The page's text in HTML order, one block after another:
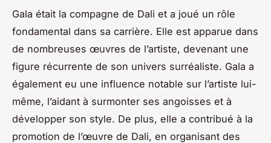
Gala était la compagne de Dali et a joué un rôle
fondamental dans sa carrière. Elle est apparue dans
de nombreuses œuvres de l’artiste, devenant une
figure récurrente de son univers surréaliste. Gala a
également eu une influence notable sur l’artiste lui-
même, l’aidant à surmonter ses angoisses et à
développer son style. De plus, elle a contribué à la
promotion de l’œuvre de Dali, en organisant des